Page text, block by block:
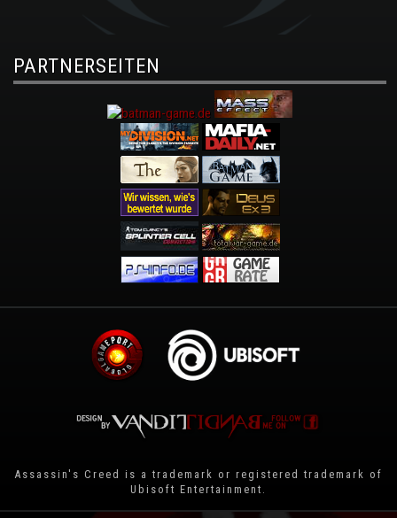
PARTNERSEITEN
Assassin's Creed is a trademark or registered trademark of
Ubisoft Entertainment .